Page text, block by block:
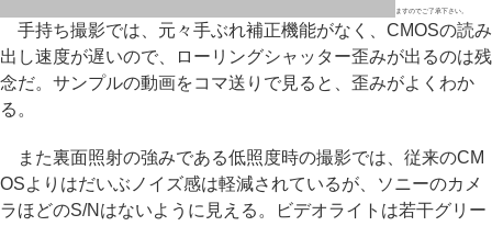
ますのでご了承下さい。
手持ち撮影では、元々手ぶれ補正機能がなく、CMOSの読み
出し速度が遅いので、ローリングシャッター歪みが出るのは残
念だ。サンプルの動画をコマ送りで見ると、歪みがよくわか
る。
また裏面照射の強みである低照度時の撮影では、従来のCM
OSよりはだいぶノイズ感は軽減されているが、ソニーのカメ
ラほどのS/Nはないように見える。ビデオライトは若干グリー